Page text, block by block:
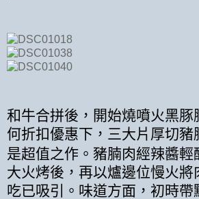
和牛合拼後，開始燒噴火黑豚
何折扣優惠下，三大片厚切豬
是超值之作。豬腩肉經辣醬輕
大火烤後，再以爐邊位慢火將
吃已吸引。味道方面，初時帶